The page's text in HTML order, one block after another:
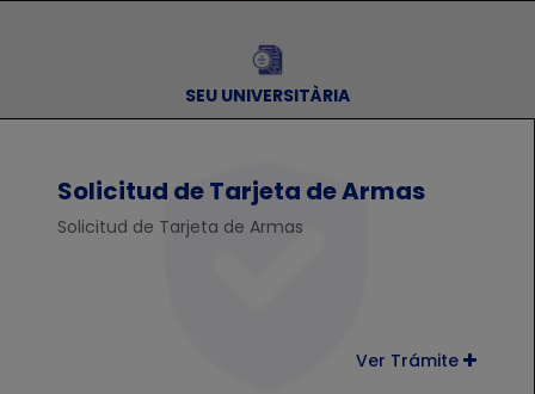
SEU UNIVERSITÀRIA
Solicitud de Tarjeta de Armas
Solicitud de Tarjeta de Armas
Ver Trámite